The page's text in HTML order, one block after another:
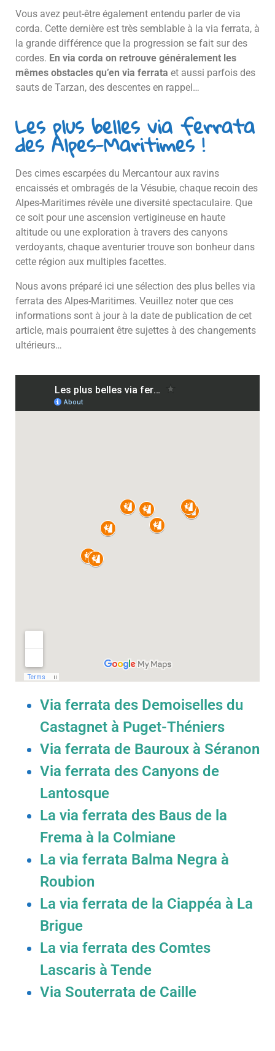
Vous avez peut-être également entendu parler de via
corda. Cette dernière est très semblable à la via ferrata, à
la grande différence que la progression se fait sur des
cordes. En via corda on retrouve généralement les
mêmes obstacles qu’en via ferrata et aussi parfois des
sauts de Tarzan, des descentes en rappel…
Les plus belles via ferrata
des Alpes-Maritimes !
Des cimes escarpées du Mercantour aux ravins
encaissés et ombragés de la Vésubie, chaque recoin des
Alpes-Maritimes révèle une diversité spectaculaire. Que
ce soit pour une ascension vertigineuse en haute
altitude ou une exploration à travers des canyons
verdoyants, chaque aventurier trouve son bonheur dans
cette région aux multiples facettes.
Nous avons préparé ici une sélection des plus belles via
ferrata des Alpes-Maritimes. Veuillez noter que ces
informations sont à jour à la date de publication de cet
article, mais pourraient être sujettes à des changements
ultérieurs…
Via ferrata des Demoiselles du
Castagnet à Puget-Théniers​
Via ferrata de Bauroux à Séranon​​
Via ferrata des Canyons de
Lantosque​
La via ferrata des Baus de la
Frema à la Colmiane​​
La via ferrata Balma Negra à
Roubion​
La via ferrata de la Ciappéa à La
Brigue​
La via ferrata des Comtes
Lascaris à Tende​
Via Souterrata de Caille​